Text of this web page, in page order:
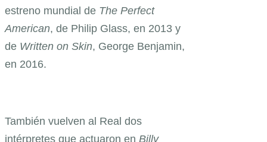
estreno mundial de The Perfect
American, de Philip Glass, en 2013 y
de Written on Skin, George Benjamin,
en 2016.
También vuelven al Real dos
intérpretes que actuaron en Billy